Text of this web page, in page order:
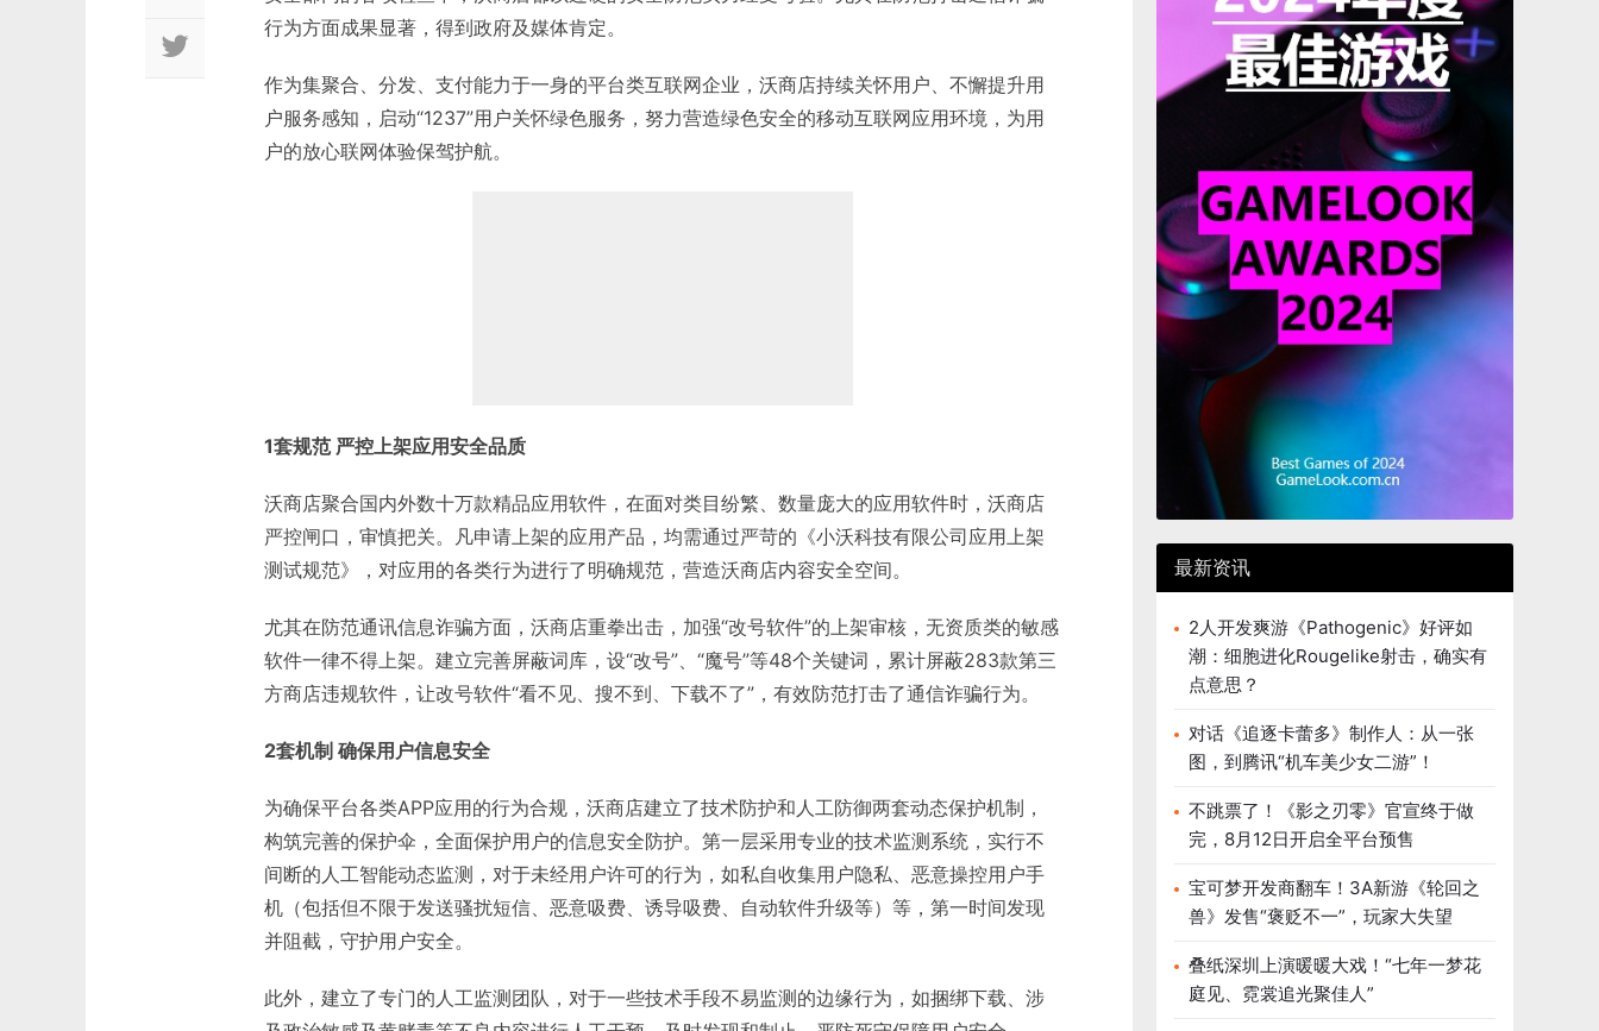
行为方面成果显著，得到政府及媒体肯定。
作为集聚合、分发、支付能力于一身的平台类互联网企业，沃商店持续关怀用户、不懈提升用
户服务感知，启动“1237”用户关怀绿色服务，努力营造绿色安全的移动互联网应用环境，为用
户的放心联网体验保驾护航。
1套规范 严控上架应用安全品质
沃商店聚合国内外数十万款精品应用软件，在面对类目纷繁、数量庞大的应用软件时，沃商店
严控闸口，审慎把关。凡申请上架的应用产品，均需通过严苛的《小沃科技有限公司应用上架
测试规范》，对应用的各类行为进行了明确规范，营造沃商店内容安全空间。
尤其在防范通讯信息诈骗方面，沃商店重拳出击，加强“改号软件”的上架审核，无资质类的敏感
软件一律不得上架。建立完善屏蔽词库，设“改号”、“魔号”等48个关键词，累计屏蔽283款第三
方商店违规软件，让改号软件“看不见、搜不到、下载不了”，有效防范打击了通信诈骗行为。
2套机制 确保用户信息安全
为确保平台各类APP应用的行为合规，沃商店建立了技术防护和人工防御两套动态保护机制，
构筑完善的保护伞，全面保护用户的信息安全防护。第一层采用专业的技术监测系统，实行不
间断的人工智能动态监测，对于未经用户许可的行为，如私自收集用户隐私、恶意操控用户手
机（包括但不限于发送骚扰短信、恶意吸费、诱导吸费、自动软件升级等）等，第一时间发现
并阻截，守护用户安全。
此外，建立了专门的人工监测团队，对于一些技术手段不易监测的边缘行为，如捆绑下载、涉
最新资讯
2人开发爽游《Pathogenic》好评如
潮：细胞进化Rougelike射击，确实有
点意思？
对话《追逐卡蕾多》制作人：从一张
图，到腾讯“机车美少女二游”！
不跳票了！《影之刃零》官宣终于做
完，8月12日开启全平台预售
宝可梦开发商翻车！3A新游《轮回之
兽》发售“褒贬不一”，玩家大失望
叠纸深圳上演暖暖大戏！“七年一梦花
庭见、霓裳追光聚佳人”